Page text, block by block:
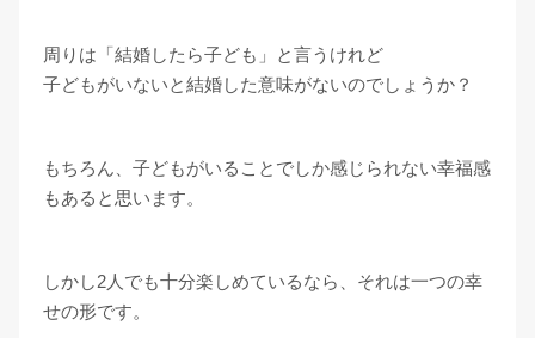
周りは「結婚したら子ども」と言うけれど
子どもがいないと結婚した意味がないのでしょうか？
もちろん、子どもがいることでしか感じられない幸福感
もあると思います。
しかし2人でも十分楽しめているなら、それは一つの幸
せの形です。